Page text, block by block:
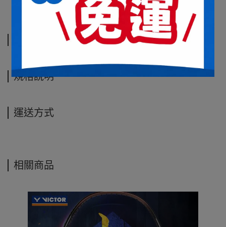
規格說明 運送方式
規格說明
運送方式
相關商品